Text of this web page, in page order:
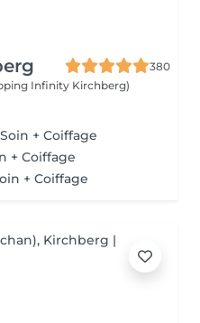
380
Infinity Kirchberg)
+ Coiffage
+ Coiffage
+ Coiffage